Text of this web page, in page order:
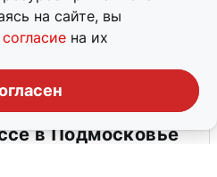
на сайте, вы
согласие на их
на
в Подмосковье